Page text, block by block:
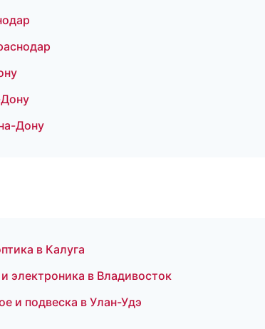
Дону
в Калуга
электроника в Владивосток
и подвеска в Улан-Удэ